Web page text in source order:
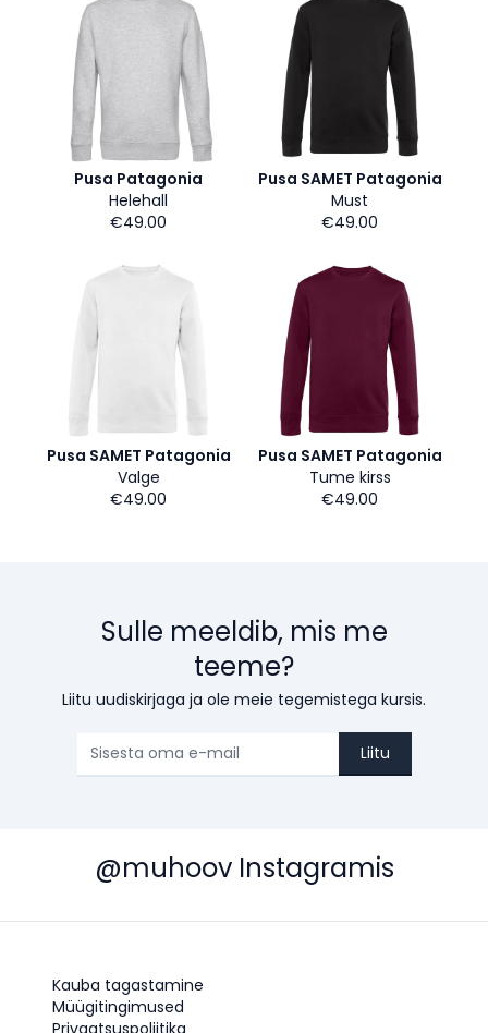
Pusa Patagonia
Helehall
€49.00
Pusa SAMET Patagonia
Must
€49.00
Pusa SAMET Patagonia
Valge
€49.00
Pusa SAMET Patagonia
Tume kirss
€49.00
Sulle meeldib, mis me
teeme?
Liitu uudiskirjaga ja ole meie tegemistega kursis.
Liitu
@muhoov Instagramis
Kauba tagastamine
Müügitingimused
Privaatsuspoliitika